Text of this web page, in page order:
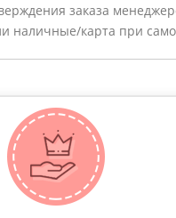
заказа
наличные/карта при